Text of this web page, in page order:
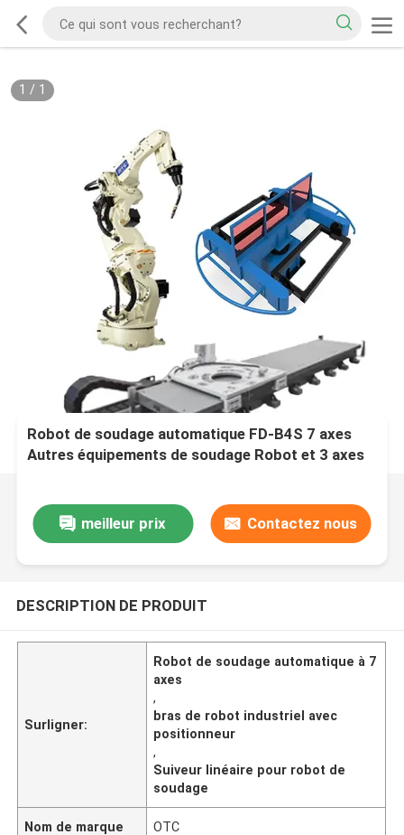
1 / 1
Robot de soudage automatique FD-B4S 7 axes
Autres équipements de soudage Robot et 3 axes
meilleur prix Contactez nous
DESCRIPTION DE PRODUIT
Surligner:
Robot de soudage automatique à 7
axes
,
bras de robot industriel avec
positionneur
,
Suiveur linéaire pour robot de
soudage
Nom de marque OTC